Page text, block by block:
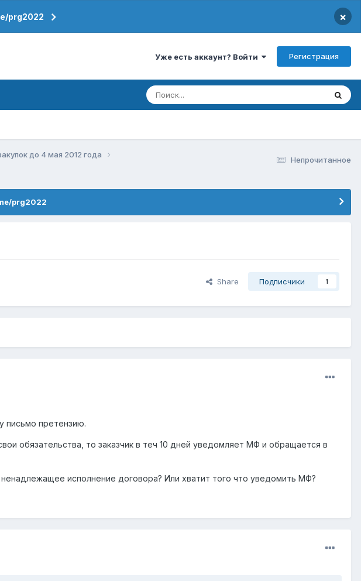
prg2022 ×
Уже есть аккаунт? Войти Регистрация
Непрочитанное
до 4 мая 2012 года
prg2022
Share Подписчики 1
письмо претензию.
обязательства, то заказчик в теч 10 дней уведомляет МФ и обращается в
исполнение договора? Или хватит того что уведомить МФ?